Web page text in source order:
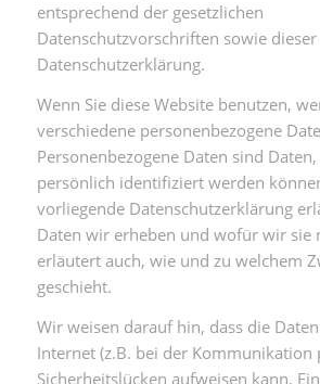
entsprechend der gesetzlichen
Datenschutzvorschriften sowie dieser
Datenschutzerklärung.
Wenn Sie diese Website benutzen,
verschiedene personenbezogene
Personenbezogene Daten sind
persönlich identifiziert werden
vorliegende Datenschutzerklärung
Daten wir erheben und wofür wir sie
erläutert auch, wie und zu welchem
geschieht.
Wir weisen darauf hin, dass die
Internet (z.B. bei der Kommunikation
Sicherheitslücken aufweisen kann.